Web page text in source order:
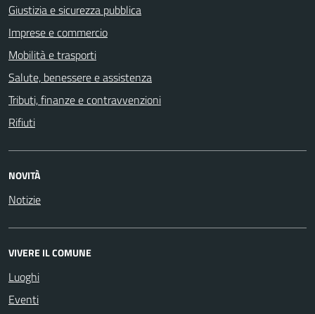
Giustizia e sicurezza pubblica
Imprese e commercio
Mobilità e trasporti
Salute, benessere e assistenza
Tributi, finanze e contravvenzioni
Rifiuti
NOVITÀ
Notizie
VIVERE IL COMUNE
Luoghi
Eventi